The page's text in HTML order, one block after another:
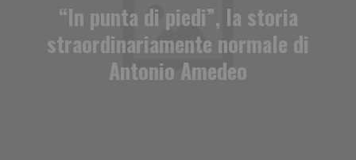
“In punta di piedi”, la storia
straordinariamente normale di
Antonio Amedeo